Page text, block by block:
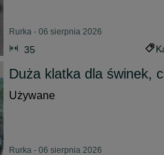
Rurka - 06 sierpnia 2026
35
Duża klatka dla świnek,
Używane
Rurka - 06 sierpnia 2026